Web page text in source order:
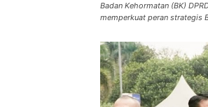
Badan Kehormatan (BK)
memperkuat peran strategis